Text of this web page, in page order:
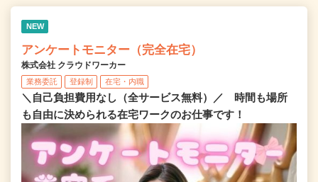
NEW
アンケートモニター（完全在宅）
株式会社 クラウドワーカー
業務委託 登録制 在宅・内職
＼自己負担費用なし（全サービス無料）／ 時間も場所
も自由に決められる在宅ワークのお仕事です！